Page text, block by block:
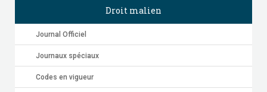
Droit malien
Journal Officiel
Journaux spéciaux
Codes en vigueur